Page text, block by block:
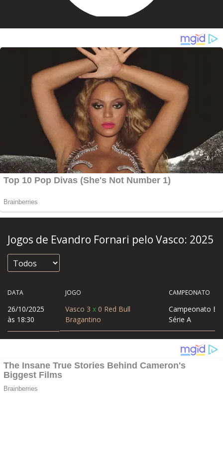
Jogos de Evandro Fornari pelo Vasco: 2025
DATA
26/10/2025
às 18:30
JOGO CAMPEONATO
Vasco 3 x 0 Red Bull
Bragantino
Campeonato
Série A